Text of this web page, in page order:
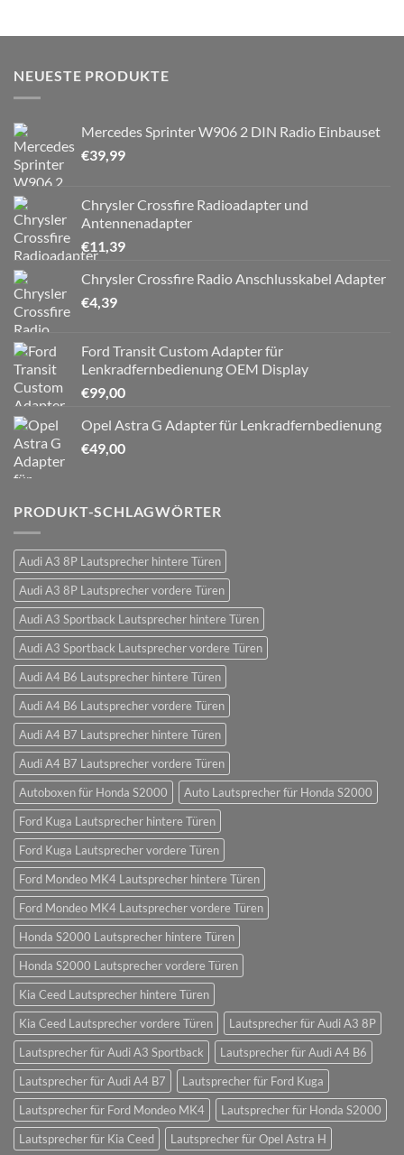
NEUESTE PRODUKTE
Mercedes Sprinter W906 2 DIN Radio Einbauset
€39,99
Chrysler Crossfire Radioadapter und
Antennenadapter
€11,39
Chrysler Crossfire Radio Anschlusskabel Adapter
€4,39
Ford Transit Custom Adapter für
Lenkradfernbedienung OEM Display
€99,00
Opel Astra G Adapter für Lenkradfernbedienung
€49,00
PRODUKT-SCHLAGWÖRTER
Audi A3 8P Lautsprecher hintere Türen
Audi A3 8P Lautsprecher vordere Türen
Audi A3 Sportback Lautsprecher hintere Türen
Audi A3 Sportback Lautsprecher vordere Türen
Audi A4 B6 Lautsprecher hintere Türen
Audi A4 B6 Lautsprecher vordere Türen
Audi A4 B7 Lautsprecher hintere Türen
Audi A4 B7 Lautsprecher vordere Türen
Autoboxen für Honda S2000
Auto Lautsprecher für Honda S2000
Ford Kuga Lautsprecher hintere Türen
Ford Kuga Lautsprecher vordere Türen
Ford Mondeo MK4 Lautsprecher hintere Türen
Ford Mondeo MK4 Lautsprecher vordere Türen
Honda S2000 Lautsprecher hintere Türen
Honda S2000 Lautsprecher vordere Türen
Kia Ceed Lautsprecher hintere Türen
Kia Ceed Lautsprecher vordere Türen
Lautsprecher für Audi A3 8P
Lautsprecher für Audi A3 Sportback
Lautsprecher für Audi A4 B6
Lautsprecher für Audi A4 B7
Lautsprecher für Ford Kuga
Lautsprecher für Ford Mondeo MK4
Lautsprecher für Honda S2000
Lautsprecher für Kia Ceed
Lautsprecher für Opel Astra H